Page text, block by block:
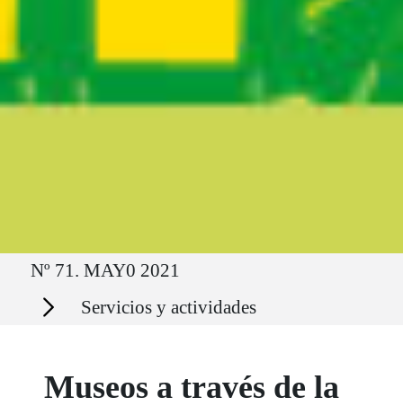
Ruta del sitio
Nº 71. MAY0 2021
Secciones Servicios y actividades
Museos a través de la